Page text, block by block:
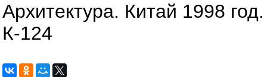
Архитектура. Китай 1998 год.
К-124